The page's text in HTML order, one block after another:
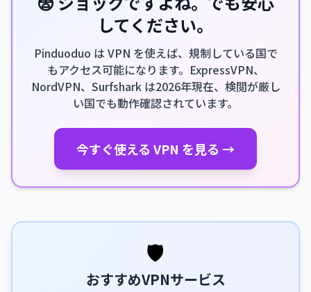
してください。
Pinduoduo は VPN を使えば、規制している国で
もアクセス可能になります。ExpressVPN、
NordVPN、Surfshark は2026年現在、検閲が厳し
い国でも動作確認されています。
今すぐ使える VPN を見る →
🛡️
おすすめVPNサービス